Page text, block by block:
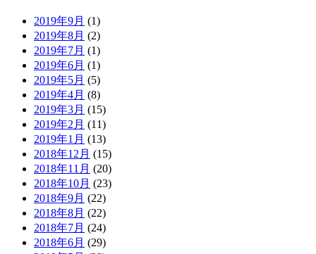
2019年9月 (1)
2019年8月 (2)
2019年7月 (1)
2019年6月 (1)
2019年5月 (5)
2019年4月 (8)
2019年3月 (15)
2019年2月 (11)
2019年1月 (13)
2018年12月 (15)
2018年11月 (20)
2018年10月 (23)
2018年9月 (22)
2018年8月 (22)
2018年7月 (24)
2018年6月 (29)